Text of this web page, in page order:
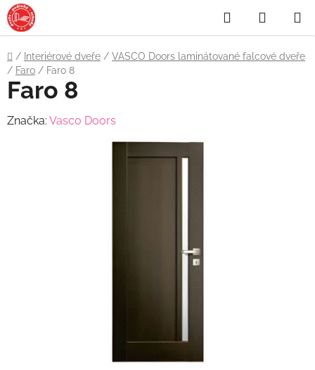
Přejít
na
obsah
Hledat
KOŠÍK
Domů
/ Interiérové dveře / VASCO Doors laminátované falcové dveře
/ Faro / Faro 8
Faro 8
Značka: Vasco Doors